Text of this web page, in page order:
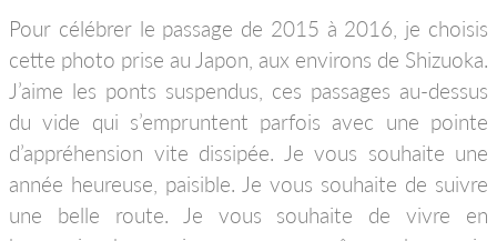
Pour célébrer le passage de 2015 à 2016, je choisis
cette photo prise au Japon, aux environs de Shizuoka.
J’aime les ponts suspendus, ces passages au-dessus
du vide qui s’empruntent parfois avec une pointe
d’appréhension vite dissipée. Je vous souhaite une
année heureuse, paisible. Je vous souhaite de suivre
une belle route. Je vous souhaite de vivre en